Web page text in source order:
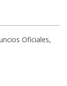
Oficiales,